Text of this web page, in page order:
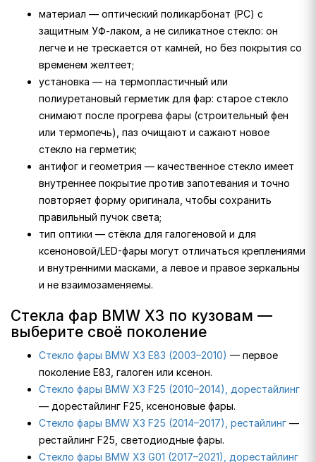
материал — оптический поликарбонат (PC) с
защитным УФ-лаком, а не силикатное стекло: он
легче и не трескается от камней, но без покрытия со
временем желтеет;
установка — на термопластичный или
полиуретановый герметик для фар: старое стекло
снимают после прогрева фары (строительный фен
или термопечь), паз очищают и сажают новое
стекло на герметик;
антифог и геометрия — качественное стекло имеет
внутреннее покрытие против запотевания и точно
повторяет форму оригинала, чтобы сохранить
правильный пучок света;
тип оптики — стёкла для галогеновой и для
ксеноновой/LED-фары могут отличаться креплениями
и внутренними масками, а левое и правое зеркальны
и не взаимозаменяемы.
Стекла фар BMW X3 по кузовам —
выберите своё поколение
Стекло фары BMW X3 E83 (2003–2010) — первое
поколение E83, галоген или ксенон.
Стекло фары BMW X3 F25 (2010–2014), дорестайлинг
— дорестайлинг F25, ксеноновые фары.
Стекло фары BMW X3 F25 (2014–2017), рестайлинг —
рестайлинг F25, светодиодные фары.
Стекло фары BMW X3 G01 (2017–2021), дорестайлинг